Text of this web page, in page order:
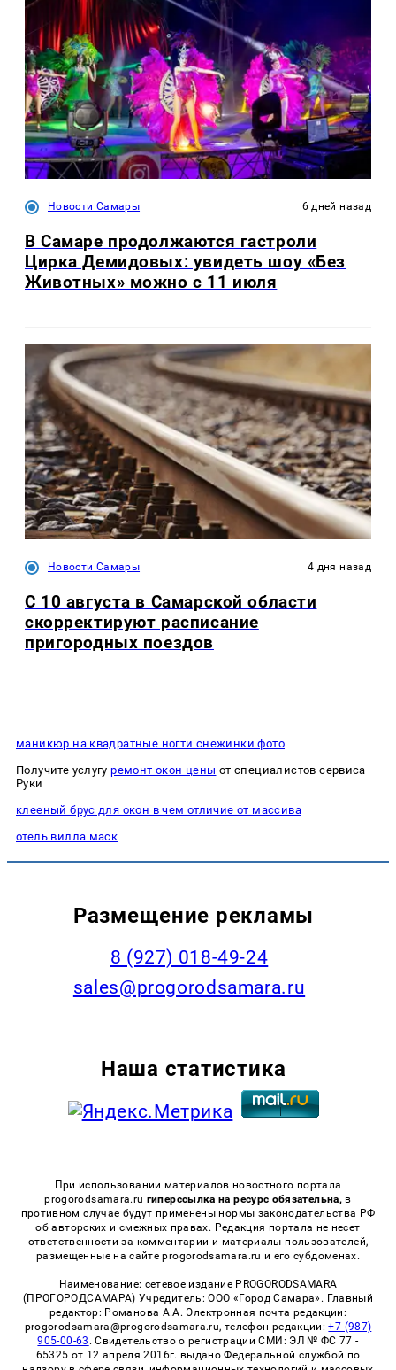
Новости Самары 6 дней назад
В Самаре продолжаются гастроли
Цирка Демидовых: увидеть шоу «Без
Животных» можно с 11 июля
Новости Самары 4 дня назад
С 10 августа в Самарской области
скорректируют расписание
пригородных поездов
маникюр на квадратные ногти снежинки фото
Получите услугуремонт окон цены от специалистов сервиса
Руки
клееный брус для окон в чем отличие от массива
отель вилла маск
Размещение рекламы
8 (927) 018-49-24
sales@progorodsamara.ru
Наша статистика
При использовании материалов новостного портала
progorodsamara.ru гиперссылка на ресурс обязательна, в
противном случае будут применены нормы законодательства РФ
об авторских и смежных правах. Редакция портала не несет
ответственности за комментарии и материалы пользователей,
размещенные на сайте progorodsamara.ru и его субдоменах.
Наименование: сетевое издание PROGORODSAMARA
(ПРОГОРОДСАМАРА) Учредитель: ООО «Город Самара». Главный
редактор: Романова А.А. Электронная почта редакции:
progorodsamara@progorodsamara.ru, телефон редакции:+7 (987)
905-00-63 . Свидетельство о регистрации СМИ: ЭЛ № ФС 77 -
65325 от 12 апреля 2016г. выдано Федеральной службой по